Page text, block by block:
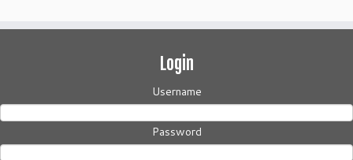
Login
Username
Password